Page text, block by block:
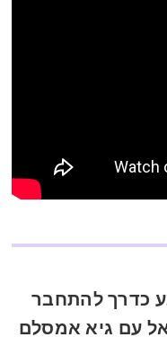
הטבע כדרך להתחבר
עם גיא אמסלם